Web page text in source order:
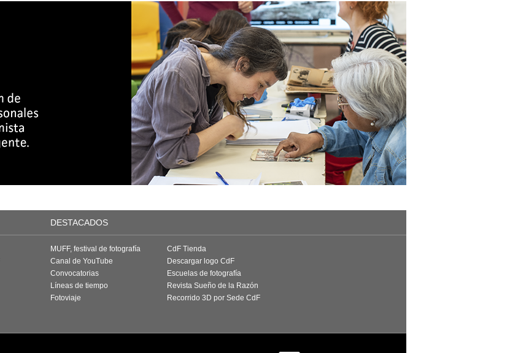
DESTACADOS
MUFF, festival de fotografía
Canal de YouTube
Convocatorias
Líneas de tiempo
Fotoviaje
CdF Tienda
Descargar logo CdF
Escuelas de fotografía
Revista Sueño de la Razón
Recorrido 3D por Sede CdF